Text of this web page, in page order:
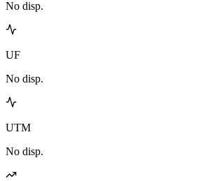
No disp.
UF
No disp.
UTM
No disp.